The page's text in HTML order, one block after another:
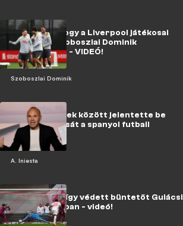
Szoboszlai Dominik
Látni kell, ahogy a Liverpool játékosai
reagáltak Szoboszlai Dominik
eljegyzésére - VIDEÓ!
A. Iniesta
VIDEÓ: könnyek között jelentette be
visszavonulását a spanyol futball
legendája
Nézd vissza: így védett büntetőt Gulácsi
a Bundesligában - videó!